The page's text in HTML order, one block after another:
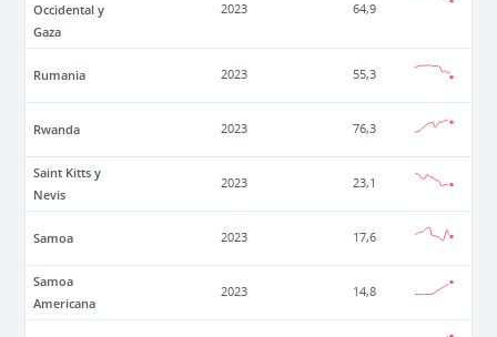
Occidental y
Gaza
2023 64,9
Rumania 2023 55,3
Rwanda 2023 76,3
Saint Kitts y
Nevis
2023 23,1
Samoa 2023 17,6
Samoa
Americana
2023 14,8